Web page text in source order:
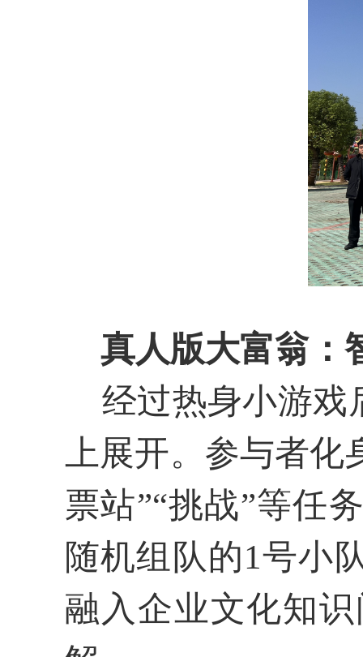
真人版大富翁：
经过热身小游戏
上展开。参与者
票站”“挑战”等任
随机组队的1号小
融入企业文化知